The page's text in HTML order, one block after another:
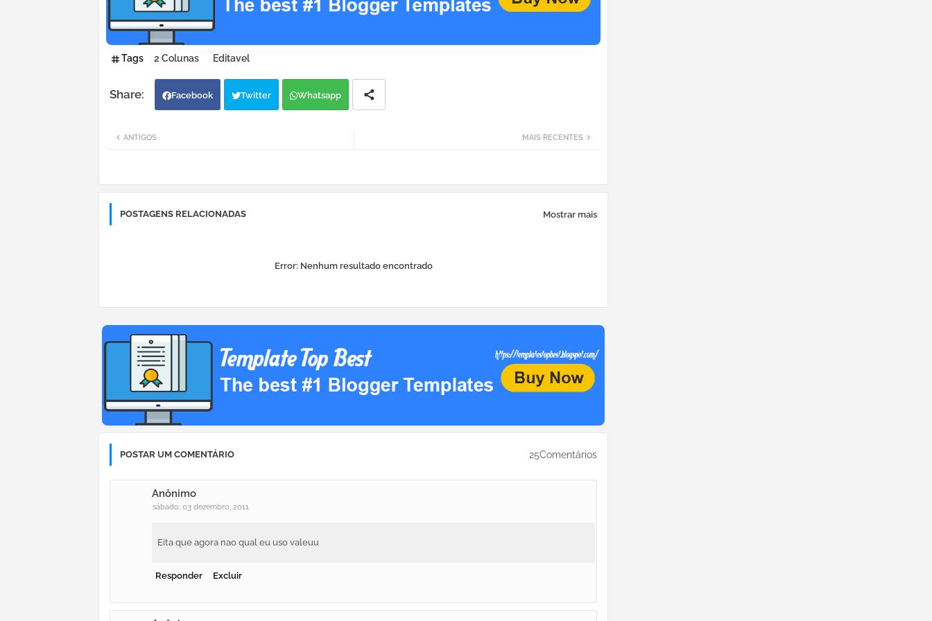
Tags 2 Colunas Editavel
Facebook Twitter Whatsapp
MAIS RECENTES
ANTIGOS
POSTAGENS RELACIONADAS Mostrar mais
Error: Nenhum resultado encontrado
POSTAR UM COMENTÁRIO 25Comentários
Anônimo
sábado, 03 dezembro, 2011
Eita que agora nao qual eu uso valeuu
Responder Excluir